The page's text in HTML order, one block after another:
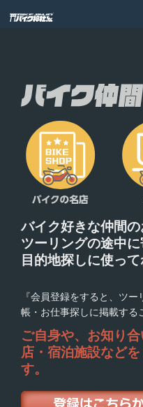
バイク好きな仲間
ツーリングの途中に
目的地探しに使って
『会員登録をすると、ツ
帳・お仕事探しに掲載する
ご自身や、お知り
店・宿泊施設などを
す。